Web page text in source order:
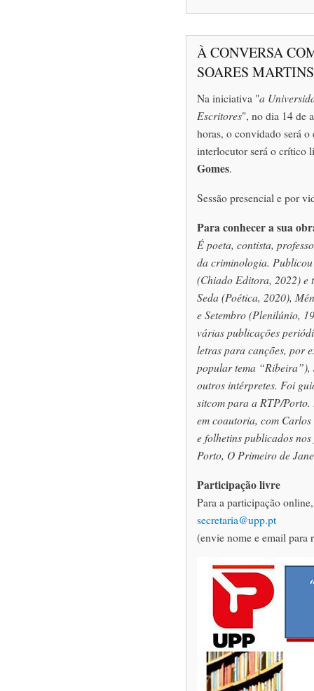
À CONVERSA
SOARES
Na iniciativa "a
Escritores", no dia 14 de
horas, o convidado será
interlocutor será o crítico
Gomes.
Sessão presencial e por
Para conhecer a sua
É poeta, contista,
da criminologia.
(Chiado Editora, 2022) e
Seda (Poética, 2020),
e Setembro (Plenilúnio,
várias publicações
letras para canções, por
popular tema “Ribeira”),
outros intérpretes. Foi
sitcom para a RTP/Porto.
em coautoria, com
e folhetins publicados
Porto, O Primeiro de
Participação livre
Para a participação
secretaria@upp.pt
(envie nome e email para